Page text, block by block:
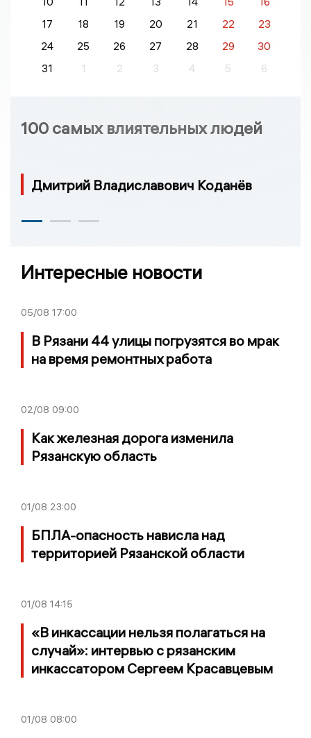
17
18 19 20 21 22
23
24
25 26 27 28 29
30
31
1 2 3 4 5 6
100 самых влиятельных людей
Дмитрий Владиславович Коданёв
Интересные новости
05/08 17:00
В Рязани 44 улицы погрузятся во мрак
на время ремонтных работа
02/08 09:00
Как железная дорога изменила
Рязанскую область
01/08 23:00
БПЛА-опасность нависла над
территорией Рязанской области
01/08 14:15
«В инкассации нельзя полагаться на
случай»: интервью с рязанским
инкассатором Сергеем Красавцевым
01/08 08:00